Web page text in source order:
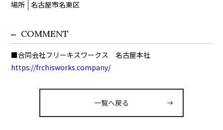
場所 名古屋市名東区
COMMENT
■合同会社フリーキスワークス 名古屋本社
https://frchisworks.company/
一覧へ戻る